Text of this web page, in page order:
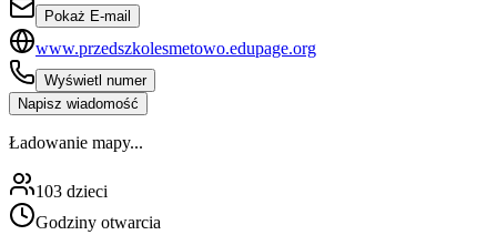
Pokaż E-mail
www.przedszkolesmetowo.edupage.org
Wyświetl numer
Napisz wiadomość
Ładowanie mapy...
103 dzieci
Godziny otwarcia